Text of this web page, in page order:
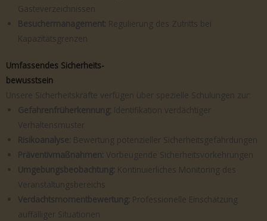
Gästeverzeichnissen
Besuchermanagement: Regulierung des Zutritts bei
Kapazitätsgrenzen
Umfassendes Sicherheits-
bewusstsein
Unsere Sicherheitskräfte verfügen über spezielle Schulungen zur:
Gefahrenfrüherkennung: Identifikation verdächtiger
Verhaltensmuster
Risikoanalyse: Bewertung potenzieller Sicherheitsgefährdungen
Präventivmaßnahmen: Vorbeugende Sicherheitsvorkehrungen
Umgebungsbeobachtung: Kontinuierliches Monitoring des
Veranstaltungsbereichs
Verdachtsmomentbewertung: Professionelle Einschätzung
auffälliger Situationen